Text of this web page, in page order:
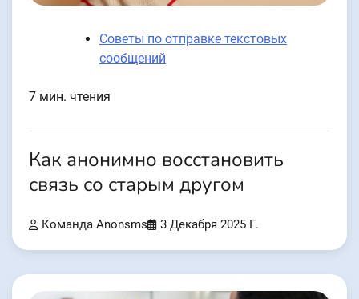
Советы по отправке текстовых
сообщений
7 мин. чтения
Как анонимно восстановить
связь со старым другом
Команда Anonsms 3 Декабря 2025 Г.